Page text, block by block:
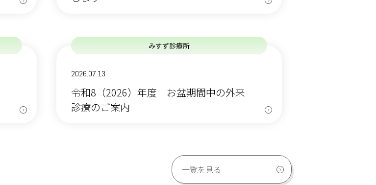
みすず診療所
2026.07.13
令和8（2026）年度 お盆期間中の外来
診療のご案内
一覧を見る